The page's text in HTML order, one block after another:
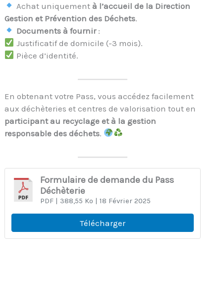
Achat uniquement à l’accueil de la Direction
Gestion et Prévention des Déchets.
Documents à fournir:
Justificatif de domicile (-3 mois).
Pièce d’identité.
En obtenant votre Pass, vous accédez facilement
aux déchèteries et centres de valorisation tout en
participant au recyclage et à la gestion
responsable des déchets.
Formulaire de demande du Pass
Déchèterie
PDF| 388,55 Ko | 18 Février 2025
Télécharger